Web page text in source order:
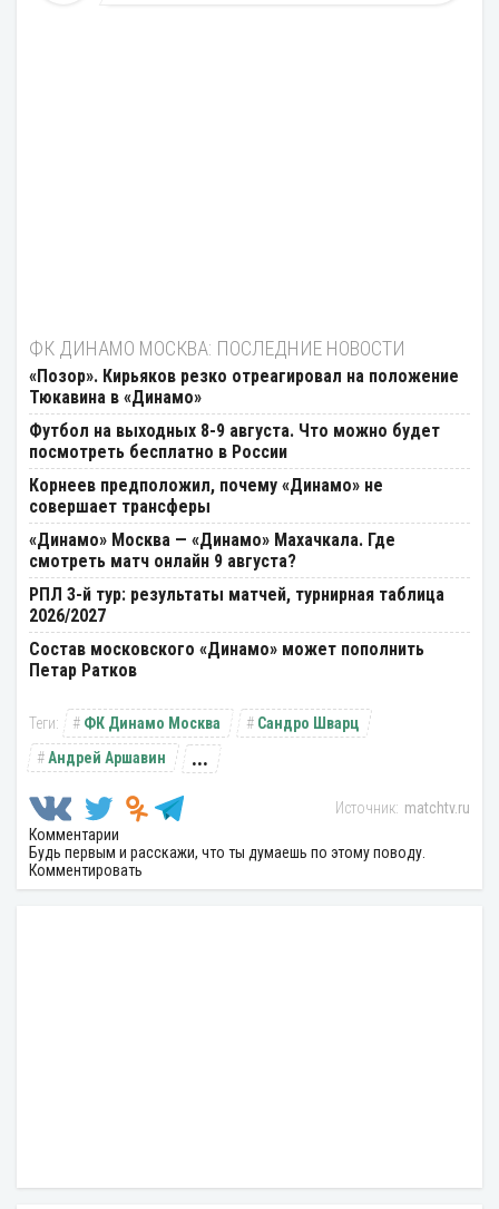
ФК ДИНАМО МОСКВА: ПОСЛЕДНИЕ НОВОСТИ
«Позор». Кирьяков резко отреагировал на положение
Тюкавина в «Динамо»
Футбол на выходных 8-9 августа. Что можно будет
посмотреть бесплатно в России
Корнеев предположил, почему «Динамо» не
совершает трансферы
«Динамо» Москва — «Динамо» Махачкала. Где
смотреть матч онлайн 9 августа?
РПЛ 3-й тур: результаты матчей, турнирная таблица
2026/2027
Состав московского «Динамо» может пополнить
Петар Ратков
ФК Динамо Москва
Сандро Шварц
Андрей Аршавин
...
matchtv.ru
Комментарии
Будь первым и расскажи, что ты думаешь по этому поводу.
Комментировать